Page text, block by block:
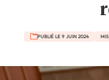
PUBLIÉ LE 9 JUIN 2024